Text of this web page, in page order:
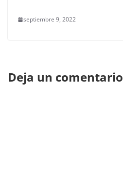
septiembre 9, 2022
Deja un comentario